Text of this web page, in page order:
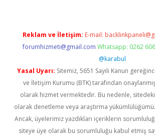
Reklam ve İletişim: E-mail:
forumhizmeti@gmail.com Whatsapp: 0262
@karabul
Yasal Uyarı: Sitemiz, 5651 Sayılı Kanun
ve İletişim Kurumu (BTK) tarafından
olarak hizmet vermektedir. Bu nedenle,
olarak denetleme veya araştırma
Ancak, üyelerimiz yazdıkları içeriklerin
siteye üye olarak bu sorumluluğu kabul etmiş